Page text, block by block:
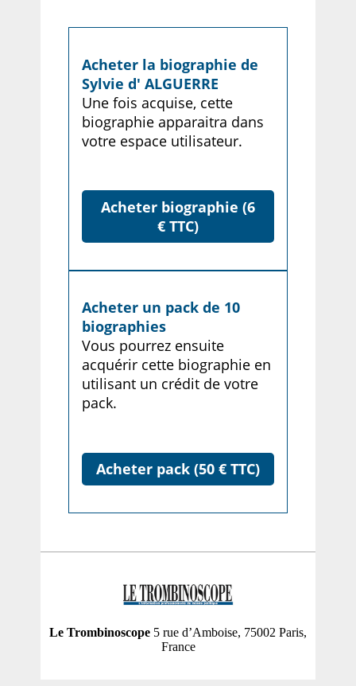
Acheter la biographie de
Sylvie d' ALGUERRE
Une fois acquise, cette
biographie apparaitra dans
votre espace utilisateur.
Acheter biographie (6
€ TTC)
Acheter un pack de 10
biographies
Vous pourrez ensuite
acquérir cette biographie en
utilisant un crédit de votre
pack.
Acheter pack (50 € TTC)
Le Trombinoscope 5 rue d’Amboise, 75002 Paris,
France